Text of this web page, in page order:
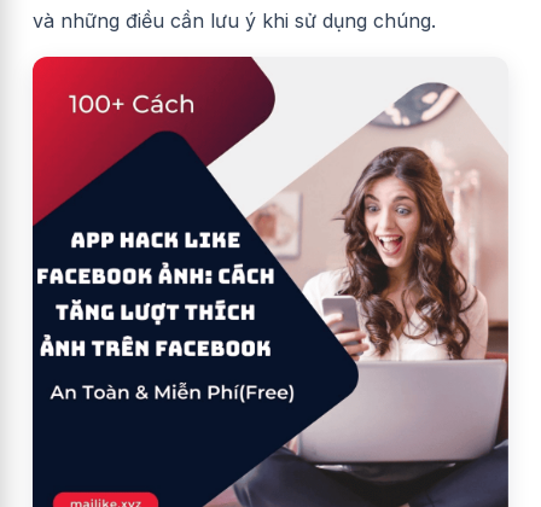
và những điều cần lưu ý khi sử dụng chúng.